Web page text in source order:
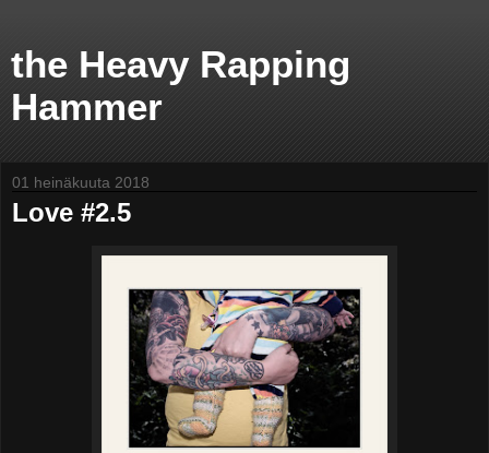
the Heavy Rapping
Hammer
01 heinäkuuta 2018
Love #2.5